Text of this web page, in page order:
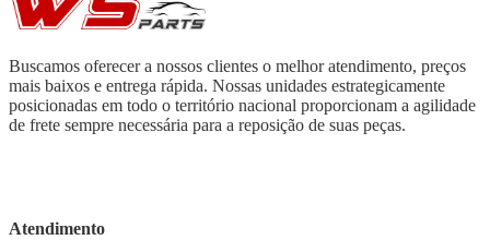
Buscamos oferecer a nossos clientes o melhor atendimento, preços
mais baixos e entrega rápida. Nossas unidades estrategicamente
posicionadas em todo o território nacional proporcionam a agilidade
de frete sempre necessária para a reposição de suas peças.
Atendimento